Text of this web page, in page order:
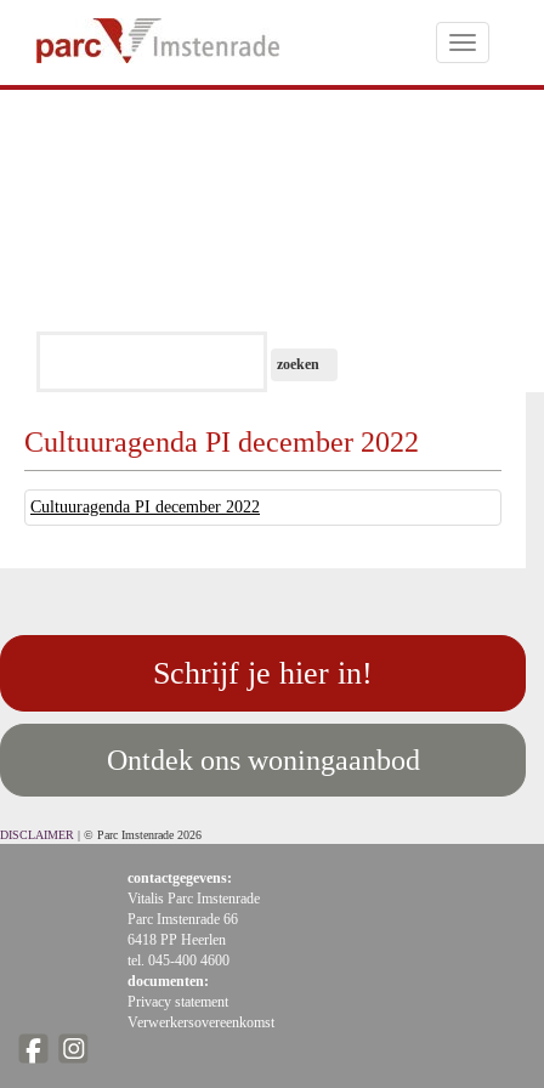
Toggle
Cultuuragenda PI december 2022
Cultuuragenda PI december 2022
Schrijf je hier in!
Ontdek ons woningaanbod
DISCLAIMER | © Parc Imstenrade 2026
contactgegevens:
Vitalis Parc Imstenrade
Parc Imstenrade 66
6418 PP Heerlen
tel. 045-400 4600
documenten:
Privacy statement
Verwerkersovereenkomst